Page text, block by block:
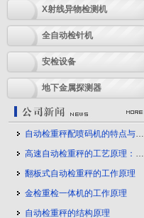
X射线异物检测机
全自动检针机
安检设备
地下金属探测器
自动检重秤配喷码机的特点与应用
高速自动检重秤的工艺原理：守护产品质量的幕后力量
翻板式自动检重秤的工作原理
金检重检一体机的工作原理
自动检重秤的结构原理